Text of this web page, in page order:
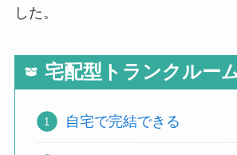
した。
宅配型トランクルー
自宅で完結できる